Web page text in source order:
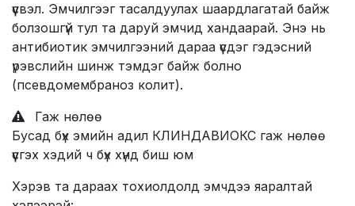
үүсвэл. Эмчилгээг тасалдуулах шаардлагатай байж
болзошгүй тул та даруй эмчид хандаарай. Энэ нь
антибиотик эмчилгээний дараа үүсдэг гэдэсний
үрэвслийн шинж тэмдэг байж болно
(псевдомембраноз колит).
Гаж нөлөө
Бусад бүх эмийн адил КЛИНДАВИОКС гаж нөлөө
үүсгэх хэдий ч бүх хүнд биш юм
Хэрэв та дараах тохиолдолд эмчдээ яаралтай